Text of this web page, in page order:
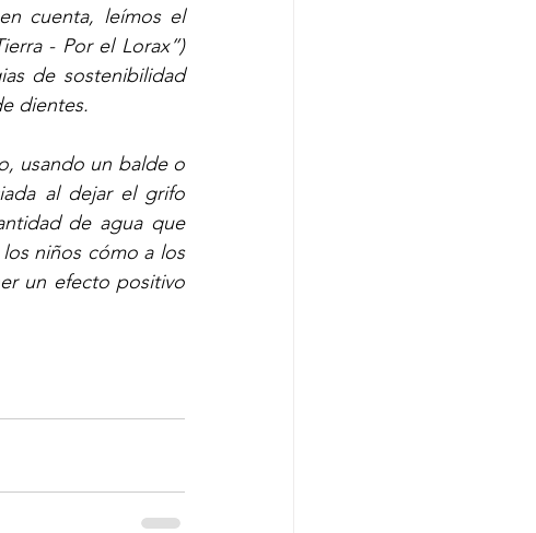
cuenta, leímos el
- Por el Lorax”)
de sostenibilidad
dientes.
usando un balde o
al dejar el grifo
de agua que
niños cómo a los
un efecto positivo